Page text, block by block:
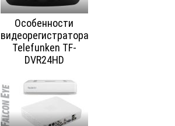
Особенности
видеорегистратора
Telefunken TF-
DVR24HD